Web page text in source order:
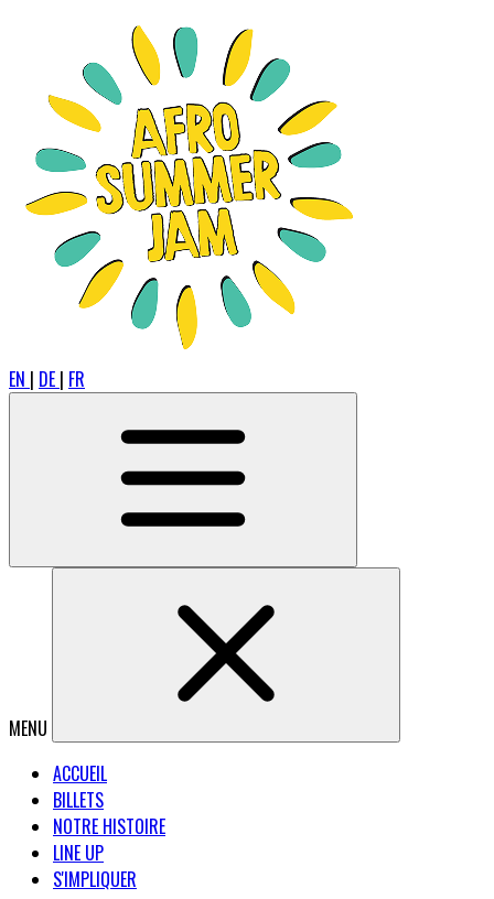
EN | DE | FR
MENU
ACCUEIL
BILLETS
NOTRE HISTOIRE
LINE UP
S'IMPLIQUER